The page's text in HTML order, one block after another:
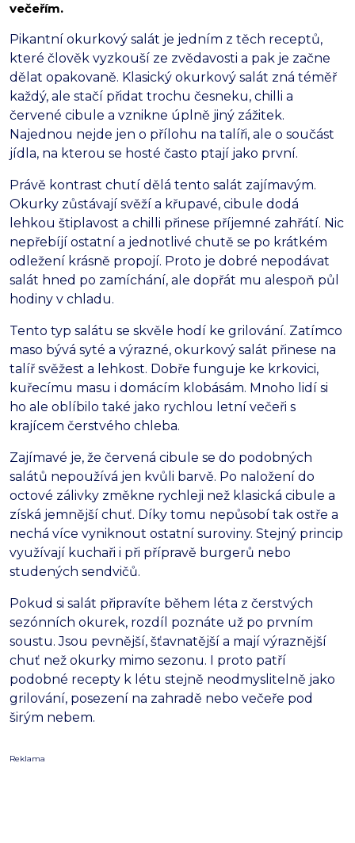
večeřím.
Pikantní okurkový salát je jedním z těch receptů,
které člověk vyzkouší ze zvědavosti a pak je začne
dělat opakovaně. Klasický okurkový salát zná téměř
každý, ale stačí přidat trochu česneku, chilli a
červené cibule a vznikne úplně jiný zážitek.
Najednou nejde jen o přílohu na talíři, ale o součást
jídla, na kterou se hosté často ptají jako první.
Právě kontrast chutí dělá tento salát zajímavým.
Okurky zůstávají svěží a křupavé, cibule dodá
lehkou štiplavost a chilli přinese příjemné zahřátí. Nic
nepřebíjí ostatní a jednotlivé chutě se po krátkém
odležení krásně propojí. Proto je dobré nepodávat
salát hned po zamíchání, ale dopřát mu alespoň půl
hodiny v chladu.
Tento typ salátu se skvěle hodí ke grilování. Zatímco
maso bývá syté a výrazné, okurkový salát přinese na
talíř svěžest a lehkost. Dobře funguje ke krkovici,
kuřecímu masu i domácím klobásám. Mnoho lidí si
ho ale oblíbilo také jako rychlou letní večeři s
krajícem čerstvého chleba.
Zajímavé je, že červená cibule se do podobných
salátů nepoužívá jen kvůli barvě. Po naložení do
octové zálivky změkne rychleji než klasická cibule a
získá jemnější chuť. Díky tomu nepůsobí tak ostře a
nechá více vyniknout ostatní suroviny. Stejný princip
využívají kuchaři i při přípravě burgerů nebo
studených sendvičů.
Pokud si salát připravíte během léta z čerstvých
sezónních okurek, rozdíl poznáte už po prvním
soustu. Jsou pevnější, šťavnatější a mají výraznější
chuť než okurky mimo sezonu. I proto patří
podobné recepty k létu stejně neodmyslitelně jako
grilování, posezení na zahradě nebo večeře pod
širým nebem.
Reklama